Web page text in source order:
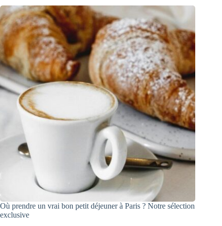
Où prendre un vrai bon petit déjeuner à Paris ? Notre sélection
exclusive